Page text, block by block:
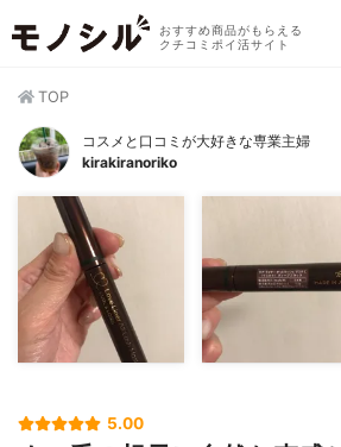
おすすめ商品がもらえる
クチコミポイ活サイト
TOP
コスメと口コミが大好きな専業主婦
kirakiranoriko
5.00